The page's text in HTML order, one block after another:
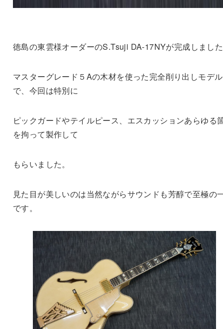
徳島の東雲様オーダーのS.Tsuji DA-17NYが完成しまし
マスターグレード５Aの木材を使った完全削り出しモデル
で、今回は特別に
ピックガードやテイルピース、エスカッションあらゆる
を拘って製作して
もらいました。
見た目が美しいのは当然ながらサウンドも芳醇で至極の
です。